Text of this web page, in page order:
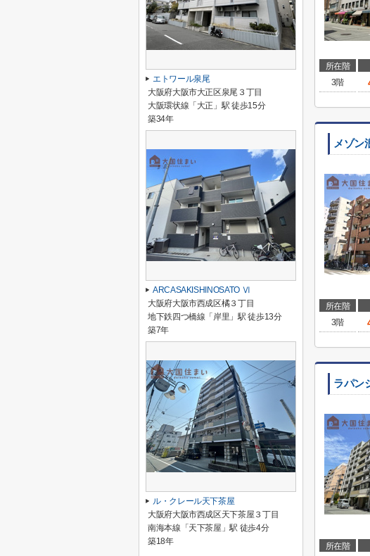
所在階
3階
メゾン
所在階
3階
ラパン
所在階
エトワール泉尾
大阪府大阪市大正区泉尾３丁目
大阪環状線「大正」駅 徒歩15分
築34年
ARCASAKISHINOSATO Ⅵ
大阪府大阪市西成区橘３丁目
地下鉄四つ橋線「岸里」駅 徒歩13分
築7年
ル・クレール天下茶屋
大阪府大阪市西成区天下茶屋３丁目
南海本線「天下茶屋」駅 徒歩4分
築18年